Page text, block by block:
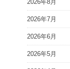
2026年8月
2026年7月
2026年6月
2026年5月